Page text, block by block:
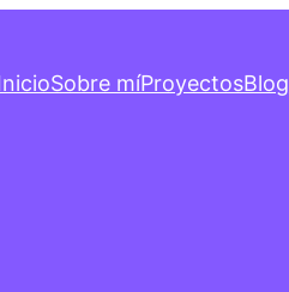
Sobre míProyectosBlog